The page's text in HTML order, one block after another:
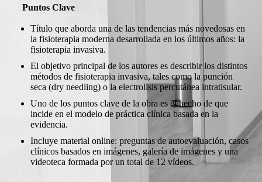
Puntos Clave
Título que aborda una de las tendencias más novedosas en
la fisioterapia moderna desarrollada en los últimos años: la
fisioterapia invasiva.
El objetivo principal de los autores es describir los distintos
métodos de fisioterapia invasiva, tales como la punción
seca (dry needling) o la electrolisis percutánea intratisular.
Uno de los puntos clave de la obra es el hecho de que
incide en el modelo de práctica clínica basada en la
evidencia.
Incluye material online: preguntas de autoevaluación, casos
clínicos basados en imágenes, galería de imágenes y una
videoteca formada por un total de 12 vídeos.